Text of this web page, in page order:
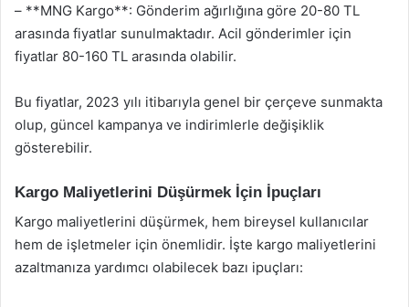
– **MNG Kargo**: Gönderim ağırlığına göre 20-80 TL
arasında fiyatlar sunulmaktadır. Acil gönderimler için
fiyatlar 80-160 TL arasında olabilir.
Bu fiyatlar, 2023 yılı itibarıyla genel bir çerçeve sunmakta
olup, güncel kampanya ve indirimlerle değişiklik
gösterebilir.
Kargo Maliyetlerini Düşürmek İçin İpuçları
Kargo maliyetlerini düşürmek, hem bireysel kullanıcılar
hem de işletmeler için önemlidir. İşte kargo maliyetlerini
azaltmanıza yardımcı olabilecek bazı ipuçları: